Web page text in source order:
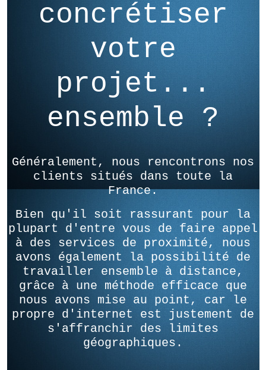
concrétiser
votre
projet...
ensemble ?
Généralement, nous rencontrons nos
clients situés dans toute la
France.
Bien qu'il soit rassurant pour la
plupart d'entre vous de faire appel
à des services de proximité, nous
avons également la possibilité de
travailler ensemble à distance,
grâce à une méthode efficace que
nous avons mise au point, car le
propre d'internet est justement de
s'affranchir des limites
géographiques.